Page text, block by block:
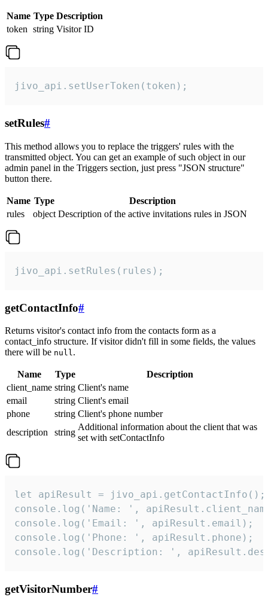
Name Type Description
token string Visitor ID
jivo_api.setUserToken(token);
setRules#
This method allows you to replace the triggers' rules with the
transmitted object. You can get an example of such object in our
admin panel in the Triggers section, just press "JSON structure"
button there.
Name Type
Description
rules
object Description of the active invitations rules in JSON
jivo_api.setRules(rules);
getContactInfo#
Returns visitor's contact info from the contacts form as a
contact_info structure. If visitor didn't fill in some fields, the values
there will be null.
Name Type
Description
client_name string Client's name
email
string Client's email
phone
string Client's phone number
description
string
Additional information about the client that was
set with setContactInfo
let apiResult = jivo_api.getContactInfo();
console.log('Name: ',
console.log('Email: ', apiResult.email);
console.log('Phone: ', apiResult.phone);
console.log('Description: ',
getVisitorNumber#